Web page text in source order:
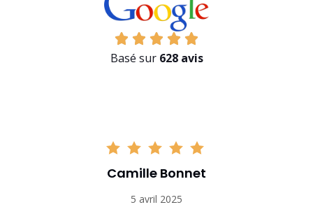
Basé sur 628 avis
Camille Bonnet
5 avril 2025